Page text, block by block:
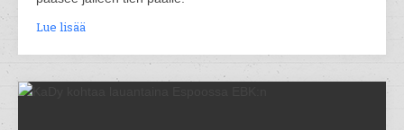
Lue lisää